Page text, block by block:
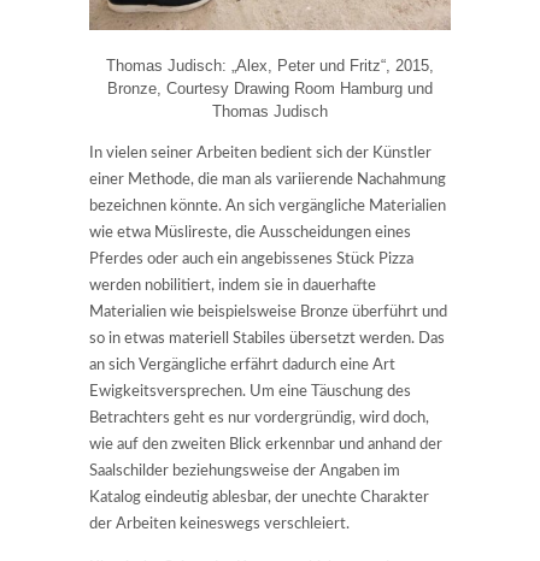
Thomas Judisch: „Alex, Peter und Fritz“, 2015,
Bronze, Courtesy Drawing Room Hamburg und
Thomas Judisch
In vielen seiner Arbeiten bedient sich der Künstler
einer Methode, die man als variierende Nachahmung
bezeichnen könnte. An sich vergängliche Materialien
wie etwa Müslireste, die Ausscheidungen eines
Pferdes oder auch ein angebissenes Stück Pizza
werden nobilitiert, indem sie in dauerhafte
Materialien wie beispielsweise Bronze überführt und
so in etwas materiell Stabiles übersetzt werden. Das
an sich Vergängliche erfährt dadurch eine Art
Ewigkeitsversprechen. Um eine Täuschung des
Betrachters geht es nur vordergründig, wird doch,
wie auf den zweiten Blick erkennbar und anhand der
Saalschilder beziehungsweise der Angaben im
Katalog eindeutig ablesbar, der unechte Charakter
der Arbeiten keineswegs verschleiert.